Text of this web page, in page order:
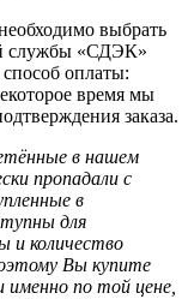
выбрать
службы «СДЭК»
оплаты:
время мы
заказа.
в нашем
пропадали с
в
для
и количество
Вы купите
по той цене,